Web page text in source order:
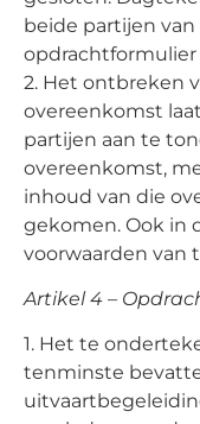
beide partijen
opdrachtformulier
2. Het ontbreken
overeenkomst
partijen aan te
overeenkomst,
inhoud van die
gekomen. Ook in
voorwaarden van
Artikel 4 –
1. Het te
tenminste